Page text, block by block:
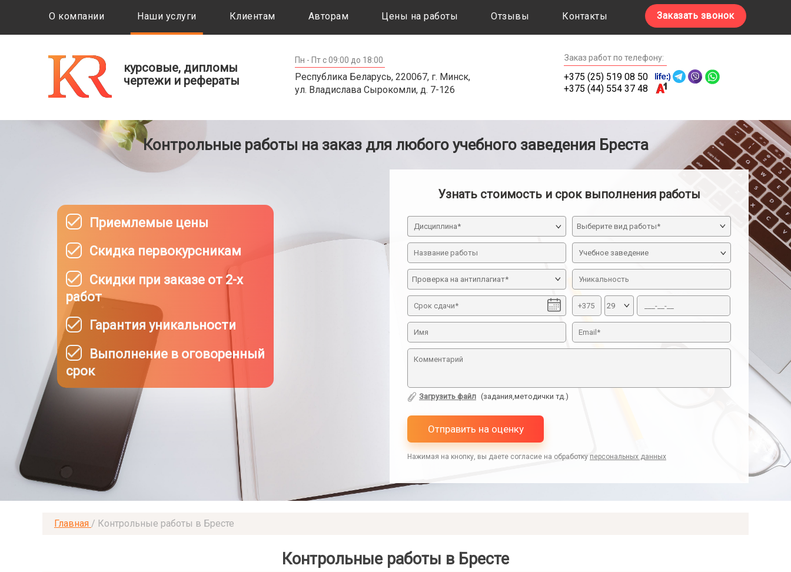
О компании Наши услуги Клиентам Авторам Цены на работы Отзывы Контакты Заказать звонок
курсовые, дипломы
чертежи и рефераты
Пн - Пт с 09:00 до 18:00
Республика Беларусь, 220067, г. Минск,
ул. Владислава Сырокомли, д. 7-126
Заказ работ по телефону:
+375 (25) 519 08 50
+375 (44) 554 37 48
Контрольные работы на заказ для любого учебного заведения Бреста
Приемлемые цены
Скидка первокурсникам
Скидки при заказе от 2-х
работ
Гарантия уникальности
Выполнение в оговоренный
срок
Узнать стоимость и срок выполнения работы
Дисциплина*
Учебное заведение
Загрузить файл (задания,методички тд.)
Отправить на оценку
Нажимая на кнопку, вы даете согласие на обработку персональных данных
Главная / Контрольные работы в Бресте
Контрольные работы в Бресте